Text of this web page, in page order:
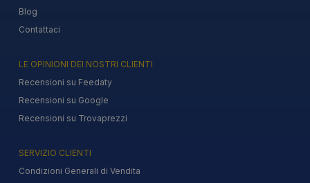
Blog
Contattaci
LE OPINIONI DEI NOSTRI CLIENTI
Recensioni su Feedaty
Recensioni su Google
Recensioni su Trovaprezzi
SERVIZIO CLIENTI
Condizioni Generali di Vendita